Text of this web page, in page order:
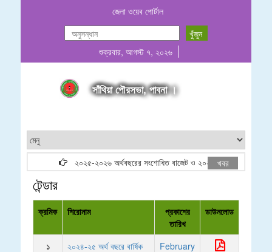
জেলা ওয়েব পোর্টাল
শুক্রবার, আগস্ট ৭, ২০২৬
সাঁথিয়া পৌরসভা, পাবনা ।
২০২৫-২০২৬ অর্থবছরের সংশোধিত বাজেট ও ২০২৬-২০২৭ অর্থবছরের
খবর
টেন্ডার
ক্রমিক শিরোনাম
প্রকাশের
তারিখ
ডাউনলোড
১
২০২৪-২৫ অর্থ বছরে বার্ষিক
February